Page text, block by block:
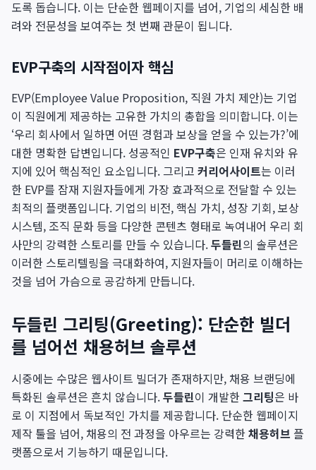
도록 돕습니다. 이는 단순한 웹페이지를 넘어, 기업의 세심한 배
려와 전문성을 보여주는 첫 번째 관문이 됩니다.
EVP구축의 시작점이자 핵심
EVP(Employee Value Proposition, 직원 가치 제안)는 기업
이 직원에게 제공하는 고유한 가치의 총합을 의미합니다. 이는
‘우리 회사에서 일하면 어떤 경험과 보상을 얻을 수 있는가?’에
대한 명확한 답변입니다. 성공적인 EVP구축은 인재 유치와 유
지에 있어 핵심적인 요소입니다. 그리고 커리어사이트는 이러
한 EVP를 잠재 지원자들에게 가장 효과적으로 전달할 수 있는
최적의 플랫폼입니다. 기업의 비전, 핵심 가치, 성장 기회, 보상
시스템, 조직 문화 등을 다양한 콘텐츠 형태로 녹여내어 우리 회
사만의 강력한 스토리를 만들 수 있습니다.두들린의 솔루션은
이러한 스토리텔링을 극대화하여, 지원자들이 머리로 이해하는
것을 넘어 가슴으로 공감하게 만듭니다.
두들린 그리팅(Greeting): 단순한 빌더
를 넘어선 채용허브 솔루션
시중에는 수많은 웹사이트 빌더가 존재하지만, 채용 브랜딩에
특화된 솔루션은 흔치 않습니다.두들린이 개발한그리팅은 바
로 이 지점에서 독보적인 가치를 제공합니다. 단순한 웹페이지
제작 툴을 넘어, 채용의 전 과정을 아우르는 강력한채용허브 플
랫폼으로서 기능하기 때문입니다.